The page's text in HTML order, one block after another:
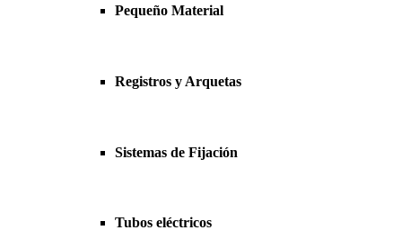
Pequeño Material
Registros y Arquetas
Sistemas de Fijación
Tubos eléctricos